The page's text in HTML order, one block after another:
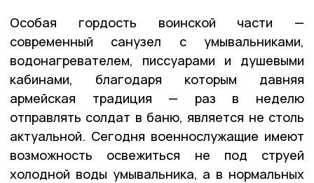
Особая гордость воинской части —
современный санузел с умывальниками,
водонагревателем, писсуарами и душевыми
кабинами, благодаря которым давняя
армейская традиция — раз в неделю
отправлять солдат в баню, является не столь
актуальной. Сегодня военнослужащие имеют
возможность освежиться не под струей
холодной воды умывальника, а в нормальных